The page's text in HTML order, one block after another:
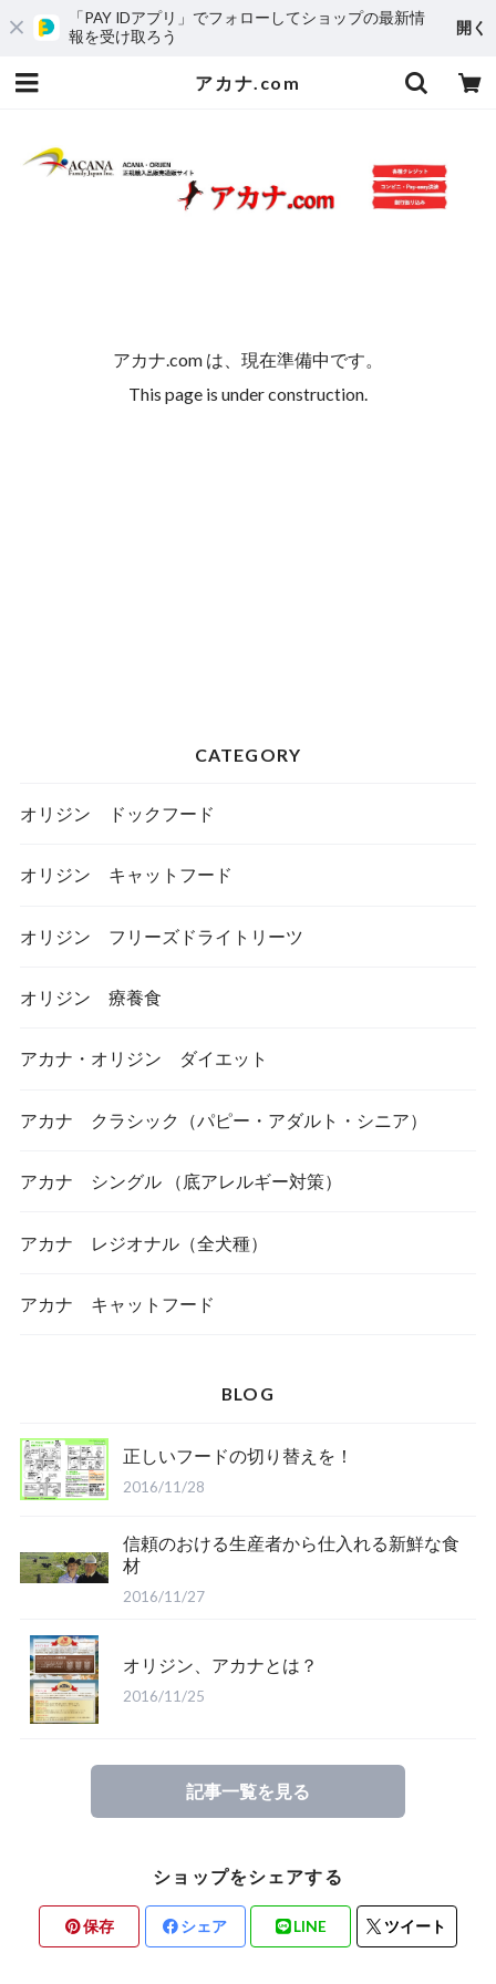
「PAY IDアプリ」でフォローしてショップの最新情
報を受け取ろう
開く
アカナ.com
アカナ.com は、現在準備中です。
This page is under construction.
CATEGORY
オリジン ドックフード
オリジン キャットフード
オリジン フリーズドライトリーツ
オリジン 療養食
アカナ・オリジン ダイエット
アカナ クラシック（パピー・アダルト・シニア）
アカナ シングル （底アレルギー対策）
アカナ レジオナル（全犬種）
アカナ キャットフード
BLOG
正しいフードの切り替えを！
2016/11/28
信頼のおける生産者から仕入れる新鮮な食
材
2016/11/27
オリジン、アカナとは？
2016/11/25
記事一覧を見る
ショップをシェアする
保存 シェア LINE ツイート